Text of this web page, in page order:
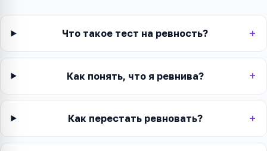
Что такое тест на ревность?
Как понять, что я ревнива?
Как перестать ревновать?